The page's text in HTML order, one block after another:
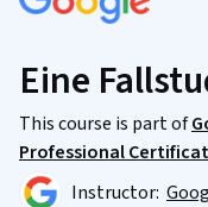
Eine
This course is part of
Professional
Instructor: